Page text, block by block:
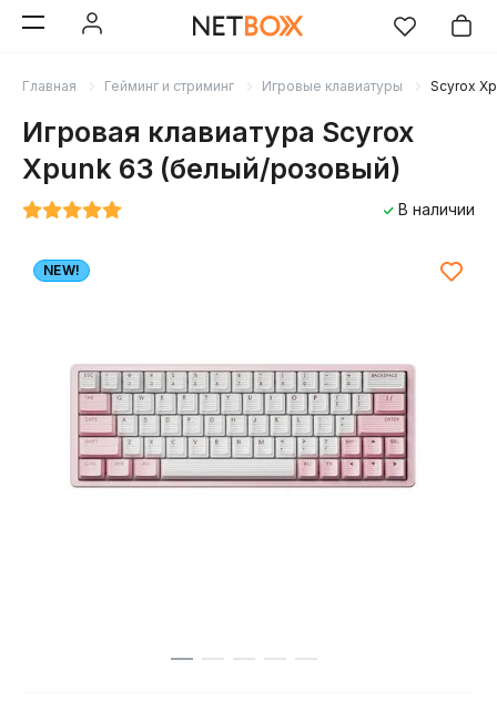
Главная Гейминг и стриминг Игровые клавиатуры Scyrox
Игровая клавиатура Scyrox
Xpunk 63 (белый/розовый)
В наличии
NEW!